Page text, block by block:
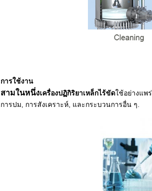
การใช้งาน
สามในหนึ่งเครื่องปฏิกิริยาเหล็กไร้ขัดใช้อย่างแพ
การปม, การสังเคราะห์, และกระบวนการอื่น ๆ.